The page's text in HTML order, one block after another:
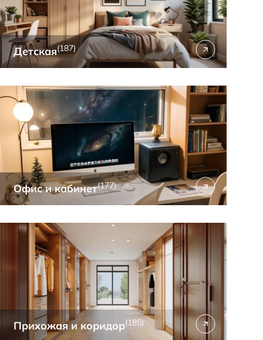
Детская(187)
Офис и кабинет(177)
Прихожая и коридор(185)